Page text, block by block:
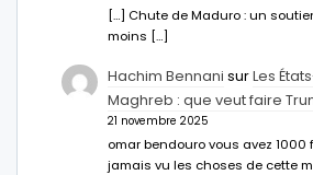
[…] Chute de Maduro : un
moins […]
Hachim Bennani surLes
Maghreb : que veut faire
21 novembre 2025
omar bendouro vous avez 1000
jamais vu les choses de cette